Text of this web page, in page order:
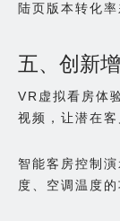
陆页版本转化
五、创新
VR虚拟看房体
视频，让潜在
智能客房控制
度、空调温度